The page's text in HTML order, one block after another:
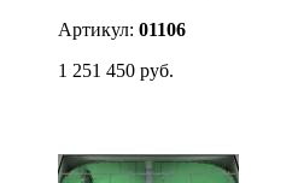
Артикул: 01106
1 251 450 руб.